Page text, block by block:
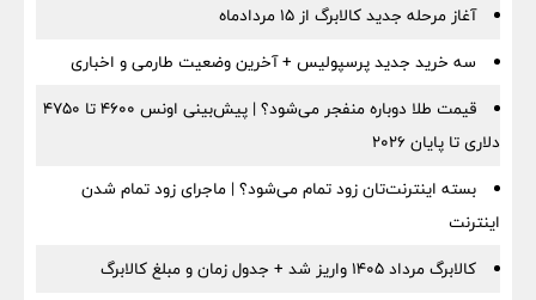
آغاز مرحله جدید کالابرگ از ۱۵ مردادماه
سه خرید جدید پرسپولیس + آخرین وضعیت طارمی و اخباری
قیمت طلا دوباره منفجر می‌شود؟ | پیش‌بینی اونس ۴۶۰۰ تا ۴۷۵۰
دلاری تا پایان ۲۰۲۶
بسته اینترنت‌تان زود تمام می‌شود؟ | ماجرای زود تمام شدن
اینترنت
کالابرگ مرداد ۱۴۰۵ واریز شد + جدول زمان و مبلغ کالابرگ